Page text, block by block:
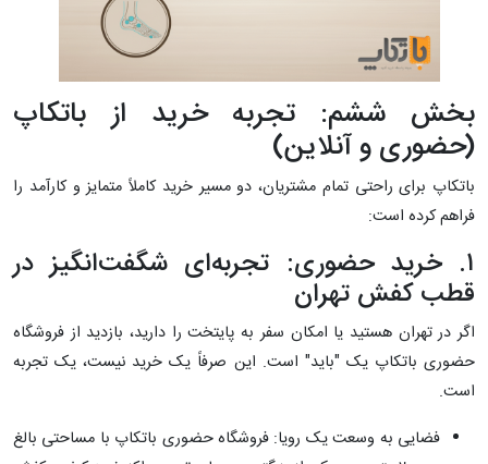
بخش ششم: تجربه خرید از باتکاپ
(حضوری و آنلاین)
باتکاپ برای راحتی تمام مشتریان، دو مسیر خرید کاملاً متمایز و کارآمد را
فراهم کرده است:
۱. خرید حضوری: تجربه‌ای شگفت‌انگیز در
قطب کفش تهران
اگر در تهران هستید یا امکان سفر به پایتخت را دارید، بازدید از فروشگاه
حضوری باتکاپ یک "باید" است. این صرفاً یک خرید نیست، یک تجربه
است.
فضایی به وسعت یک رویا: فروشگاه حضوری باتکاپ با مساحتی بالغ